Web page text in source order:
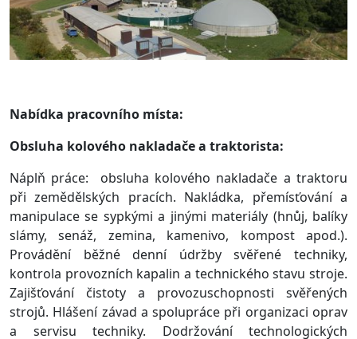
Nabídka pracovního místa:
Obsluha kolového nakladače a traktorista:
Náplň práce: obsluha kolového nakladače a traktoru
při zemědělských pracích. Nakládka, přemísťování a
manipulace se sypkými a jinými materiály (hnůj, balíky
slámy, senáž, zemina, kamenivo, kompost apod.).
Provádění běžné denní údržby svěřené techniky,
kontrola provozních kapalin a technického stavu stroje.
Zajišťování čistoty a provozuschopnosti svěřených
strojů. Hlášení závad a spolupráce při organizaci oprav
a servisu techniky. Dodržování technologických